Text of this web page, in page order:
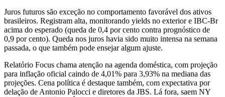
Juros futuros são exceção no comportamento favorável dos ativos
brasileiros. Registram alta, monitorando yields no exterior e IBC-Br
acima do esperado (queda de 0,4 por cento contra prognóstico de
0,9 por cento). Queda nos juros havia sido muito intensa na semana
passada, o que também pode ensejar algum ajuste.
Relatório Focus chama atenção na agenda doméstica, com projeção
para inflação oficial caindo de 4,01% para 3,93% na mediana das
projeções. Cena política é destaque também, com expectativa por
delação de Antonio Palocci e diretores da JBS. Lá fora, saem NY